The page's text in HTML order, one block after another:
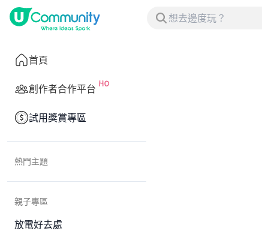
首頁
創作者合作平台
試用獎賞專區
熱門主題
親子專區
放電好去處